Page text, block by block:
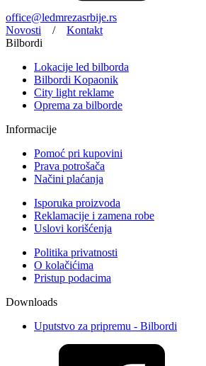
office@ledmrezasrbije.rs
Novosti / Kontakt
Bilbordi
Lokacije led bilborda
Bilbordi Kopaonik
City light reklame
Oprema za bilborde
Informacije
Pomoć pri kupovini
Prava potrošača
Načini plaćanja
Isporuka proizvoda
Reklamacije i zamena robe
Uslovi korišćenja
Politika privatnosti
O kolačićima
Pristup podacima
Downloads
Uputstvo za pripremu - Bilbordi